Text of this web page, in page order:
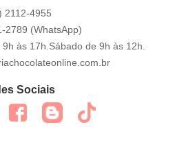
2112-4955
2789 (WhatsApp)
às 17h.Sábado de 9h às 12h.
Sociais